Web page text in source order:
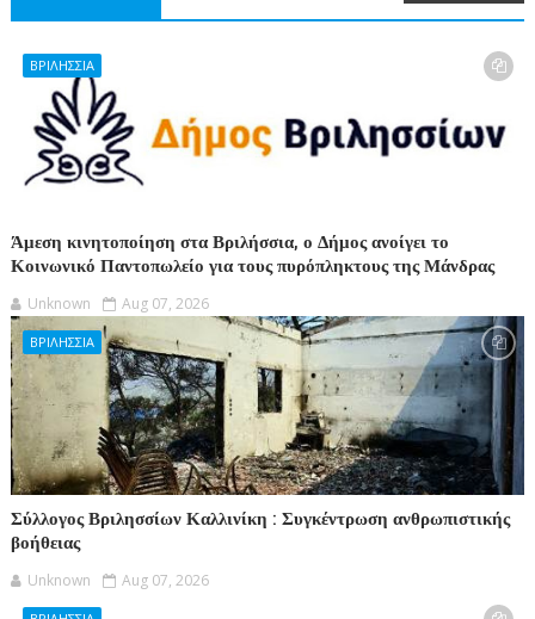
ΒΡΙΛΗΣΣΙΑ
Άμεση κινητοποίηση στα Βριλήσσια, ο Δήμος ανοίγει το
Κοινωνικό Παντοπωλείο για τους πυρόπληκτους της Μάνδρας
Unknown Aug 07, 2026
ΒΡΙΛΗΣΣΙΑ
Σύλλογος Βριλησσίων Καλλινίκη : Συγκέντρωση ανθρωπιστικής
βοήθειας
Unknown Aug 07, 2026